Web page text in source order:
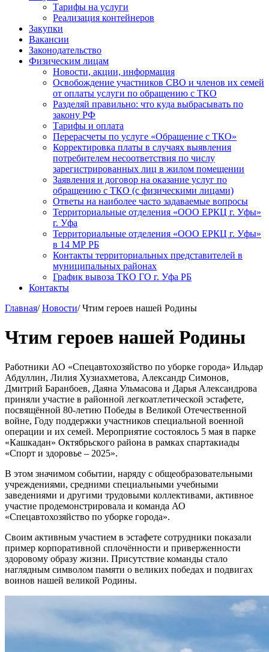
Тарифы на услуги
Реализация контейнеров
Закупки
Вакансии
Законодательство
Физическим лицам
Новости, акции, информация
Освобождение участников СВО и членов их семей
от оплаты услуги по обращению с ТКО
Разделяй правильно: что куда выбрасывать по
закону РФ
Тарифы и оплата
Перерасчеты по услуге «Обращение с ТКО»
Корректировка платы в случаях выявления
потребителем несоответствия по числу
зарегистрированных лиц в жилом помещении
Заявления и договор на оказание услуг по
обращению с ТКО (с физическими лицами)
Ответы на наиболее часто задаваемые вопросы
Территориальные отделения «ООО ЕРКЦ г. Уфы»
г. Уфа
Территориальные отделения «ООО ЕРКЦ г. Уфы»
в 14 МР РБ
Контакты территориальных представителей в
муниципальных районах
График вывоза ТКО ГО г. Уфа РБ
Контакты
Главная/ Новости/ Чтим героев нашей Родины
Чтим героев нашей Родины
Работники АО «Спецавтохозяйство по уборке города» Ильдар
Абдуллин, Лилия Хузиахметова, Александр Симонов,
Дмитрий Баранбоев, Даяна Ульмасова и Дарья Александрова
приняли участие в районной легкоатлетической эстафете,
посвящённой 80-летию Победы в Великой Отечественной
войне, Году поддержки участников специальной военной
операции и их семей. Мероприятие состоялось 5 мая в парке
«Кашкадан» Октябрьского района в рамках спартакиады
«Спорт и здоровье – 2025».
В этом значимом событии, наряду с общеобразовательными
учреждениями, средними специальными учебными
заведениями и другими трудовыми коллективами, активное
участие продемонстрировала и команда АО
«Спецавтохозяйство по уборке города».
Своим активным участием в эстафете сотрудники показали
пример корпоративной сплочённости и приверженности
здоровому образу жизни. Присутствие команды стало
наглядным символом памяти о великих победах и подвигах
воинов нашей великой Родины.